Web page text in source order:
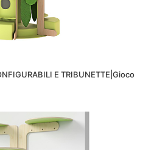
E TRIBUNETTE|Gioco